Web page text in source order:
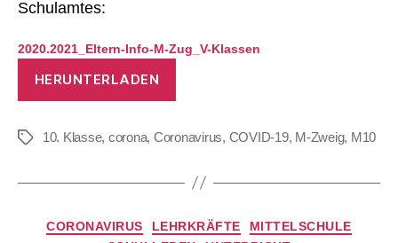
Schulamtes:
2020.2021_Eltern-Info-M-Zug_V-Klassen
HERUNTERLADEN
Schlagwörter
10. Klasse, corona, Coronavirus, COVID-19, M-Zweig, M10
Kategorien
CORONAVIRUS LEHRKRÄFTE
MITTELSCHULE